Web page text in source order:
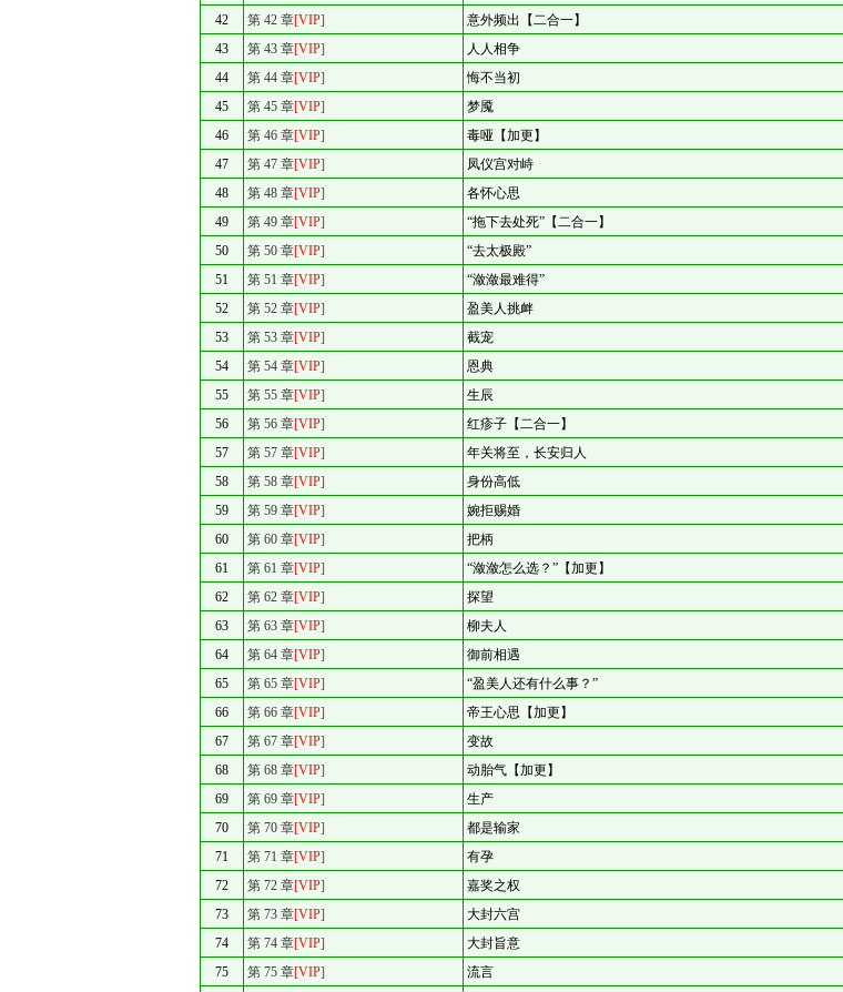
42
第 42 章[VIP] 意外频出【二合一】
43
第 43 章[VIP] 人人相争
44
第 44 章[VIP] 悔不当初
45
第 45 章[VIP] 梦魇
46
第 46 章[VIP] 毒哑【加更】
47
第 47 章[VIP] 凤仪宫对峙
48
第 48 章[VIP] 各怀心思
49
第 49 章[VIP] “拖下去处死”【二合一】
50
第 50 章[VIP] “去太极殿”
51
第 51 章[VIP] “潋潋最难得”
52
第 52 章[VIP] 盈美人挑衅
53
第 53 章[VIP] 截宠
54
第 54 章[VIP] 恩典
55
第 55 章[VIP] 生辰
56
第 56 章[VIP] 红疹子【二合一】
57
第 57 章[VIP] 年关将至，长安归人
58
第 58 章[VIP] 身份高低
59
第 59 章[VIP] 婉拒赐婚
60
第 60 章[VIP] 把柄
61
第 61 章[VIP] “潋潋怎么选？”【加更】
62
第 62 章[VIP] 探望
63
第 63 章[VIP] 柳夫人
64
第 64 章[VIP] 御前相遇
65
第 65 章[VIP] “盈美人还有什么事？”
66
第 66 章[VIP] 帝王心思【加更】
67
第 67 章[VIP] 变故
68
第 68 章[VIP] 动胎气【加更】
69
第 69 章[VIP] 生产
70
第 70 章[VIP] 都是输家
71
第 71 章[VIP] 有孕
72
第 72 章[VIP] 嘉奖之权
73
第 73 章[VIP] 大封六宫
74
第 74 章[VIP] 大封旨意
75
第 75 章[VIP] 流言